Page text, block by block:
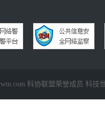
科协联盟荣誉成员 科